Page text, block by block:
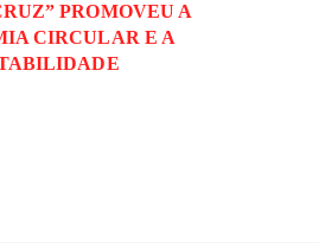
PROMOVEU A
CIRCULAR E A